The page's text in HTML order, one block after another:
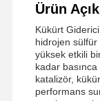
Ürün
Kükürt
hidrojen sülfür
yüksek etkili
kadar
katalizör,
performans